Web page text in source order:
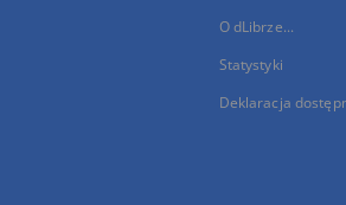
O dLibrze...
Statystyki
Deklaracja